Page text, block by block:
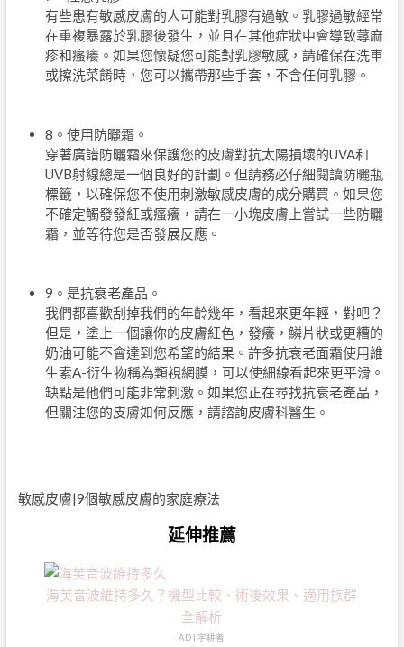
有些患有敏感皮膚的人可能對乳膠有過敏。乳膠過敏經常
在重複暴露於乳膠後發生，並且在其他症狀中會導致蕁麻
疹和瘙癢。如果您懷疑您可能對乳膠敏感，請確保在洗車
或擦洗菜餚時，您可以攜帶那些手套，不含任何乳膠。
8。使用防曬霜。
穿著廣譜防曬霜來保護您的皮膚對抗太陽損壞的UVA和
UVB射線總是一個良好的計劃。但請務必仔細閱讀防曬瓶
標籤，以確保您不使用刺激敏感皮膚的成分購買。如果您
不確定觸發發紅或瘙癢，請在一小塊皮膚上嘗試一些防曬
霜，並等待您是否發展反應。
9。是抗衰老產品。
我們都喜歡刮掉我們的年齡幾年，看起來更年輕，對吧？
但是，塗上一個讓你的皮膚紅色，發癢，鱗片狀或更糟的
奶油可能不會達到您希望的結果。許多抗衰老面霜使用維
生素A-衍生物稱為類視網膜，可以使細線看起來更平滑。
缺點是他們可能非常刺激。如果您正在尋找抗衰老產品，
但關注您的皮膚如何反應，請諮詢皮膚科醫生。
敏感皮膚|9個敏感皮膚的家庭療法
延伸推薦
海芙音波維持多久？機型比較、術後效果、適用族群
全解析
AD | 字耕者